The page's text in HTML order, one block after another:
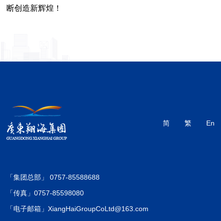
断创造新辉煌！
简 繁 En
「集团总部」 0757-85588688
「传真」0757-85598080
「电子邮箱」XiangHaiGroupCoLtd@163.com